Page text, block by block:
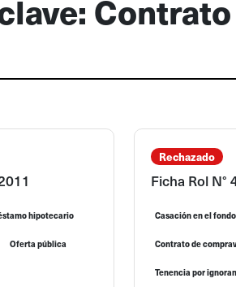
hipotecario
Oferta pública
Rechazado
Ficha Rol N°
Casación en el fondo
Contrato de
Tenencia por